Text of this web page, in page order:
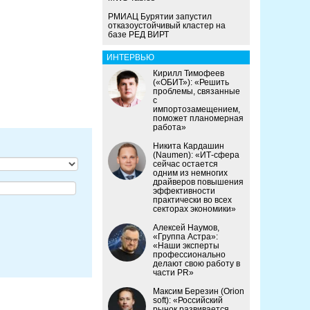
РМИАЦ Бурятии запустил
отказоустойчивый кластер на
базе РЕД ВИРТ
ИНТЕРВЬЮ
Кирилл Тимофеев
(«ОБИТ»): «Решить
проблемы, связанные
с
импортозамещением,
поможет планомерная
работа»
Никита Кардашин
(Naumen): «ИТ-сфера
сейчас остается
одним из немногих
драйверов повышения
эффективности
практически во всех
секторах экономики»
Алексей Наумов,
«Группа Астра»:
«Наши эксперты
профессионально
делают свою работу в
части PR»
Максим Березин (Orion
soft): «Российский